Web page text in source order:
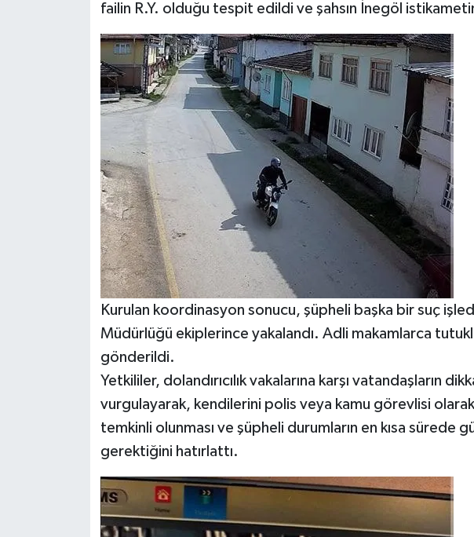
failin R.Y. olduğu tespit edildi ve şahsın İnegöl
Kurulan koordinasyon sonucu, şüpheli başka bir suç
Müdürlüğü ekiplerince yakalandı. Adli makamlarca
gönderildi.
Yetkililer, dolandırıcılık vakalarına karşı vatandaşların
vurgulayarak, kendilerini polis veya kamu görevlisi olarak
temkinli olunması ve şüpheli durumların en kısa sürede
gerektiğini hatırlattı.